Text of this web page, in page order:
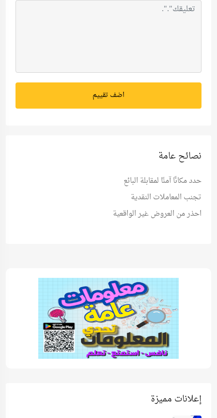
اضف تقييم
نصائح عامة
حدد مكانًا آمنًا لمقابلة البائع
تجنب المعاملات النقدية
احذر من العروض غير الواقعية
إعلانات مميزة